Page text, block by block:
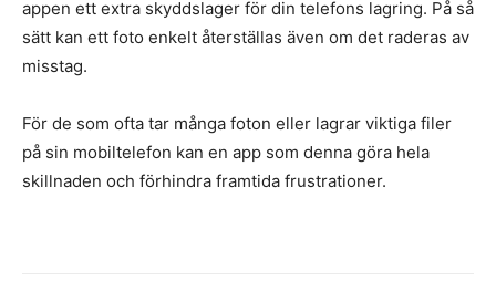
appen ett extra skyddslager för din telefons lagring. På så
sätt kan ett foto enkelt återställas även om det raderas av
misstag.
För de som ofta tar många foton eller lagrar viktiga filer
på sin mobiltelefon kan en app som denna göra hela
skillnaden och förhindra framtida frustrationer.